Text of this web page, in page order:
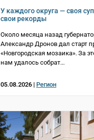
У каждого округа — своя
свои рекорды
Около месяца назад
Александр Дронов дал старт
«Новгородская мозаика». За
нам удалось собрат...
05.08.2026 | Регион